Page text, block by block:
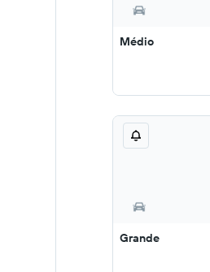
Médio
Grande